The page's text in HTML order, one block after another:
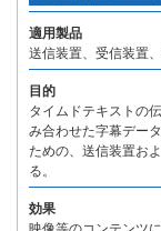
適用製品
送信装置、受信装置
目的
タイムドテキストの
み合わせた字幕デー
ための、送信装置お
る。
効果